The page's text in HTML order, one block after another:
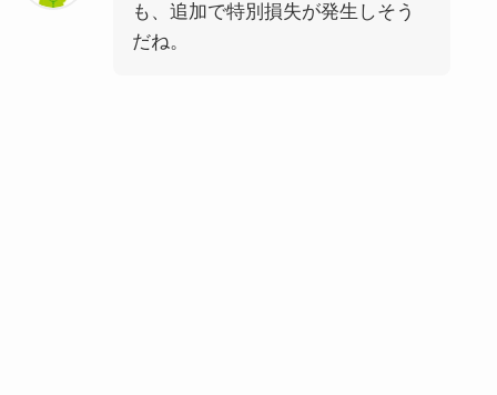
も、追加で特別損失が発生しそう
だね。